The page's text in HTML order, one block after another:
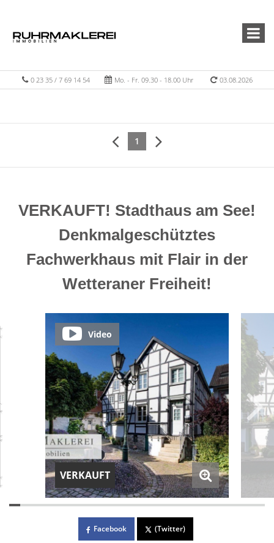
0 23 35 / 7 69 14 54 Mo. - Fr. 09.30 - 18.00 Uhr 03.08.2026
1
VERKAUFT! Stadthaus am See!
Denkmalgeschütztes
Fachwerkhaus mit Flair in der
Wetteraner Freiheit!
VERKAUFT
Video
Facebook (Twitter)